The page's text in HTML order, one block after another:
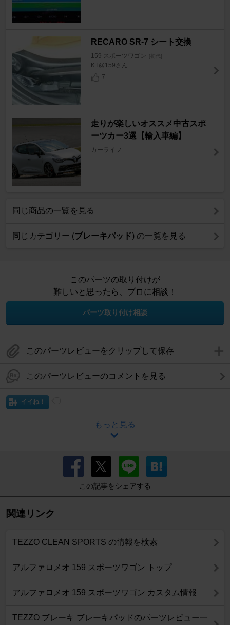
RECARO SR-7 シート交換
159 スポーツワゴン [初代]
KT@159さん
7
走りが楽しいオススメ中古スポ
ーツカー3選【輸入車編】
カーライフ
同じ商品の一覧を見る
同じカテゴリー (ブレーキパッド) の一覧を見る
このパーツの取り付けが
難しいと思ったら、プロに相談！
パーツ取り付け相談
このパーツレビューをクリップして保存
このパーツレビューのコメントを見る
イイね！
もっと見る
この記事をシェアする
関連リンク
TEZZO CLEAN SPORTS の情報を検索
アルファロメオ 159 スポーツワゴン トップ
アルファロメオ 159 スポーツワゴン カスタム情報
TEZZO ブレーキ ブレーキパッドのパーツレビュー一